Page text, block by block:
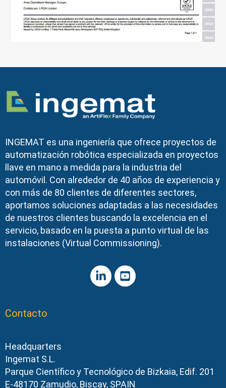
INGEMAT es una ingeniería que ofrece proyectos de
automatización robótica especializada en proyectos
llave en mano a medida para la industria del
automóvil. Con alrededor de 40 años de experiencia y
con más de 80 clientes de diferentes sectores,
aportamos soluciones adaptadas a las necesidades
de nuestros clientes buscando la excelencia en el
servicio, basado en la puesta a punto virtual de las
instalaciones (Virtual Commissioning).
Contacto
Headquarters
Ingemat S.L.
Parque Científico y Tecnológico de Bizkaia, Edif. 201
E-48170 Zamudio, Biscay, SPAIN